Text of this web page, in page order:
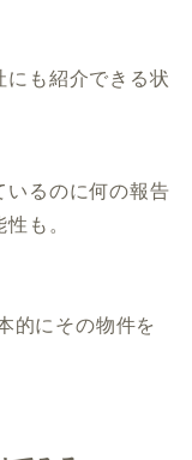
にも紹介できる状
いるのに何の報告
も。
的にその物件を